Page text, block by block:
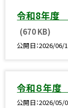
令和8年度
(670 KB)
公開日 2026/06/
令和８年度
公開日 2026/05/